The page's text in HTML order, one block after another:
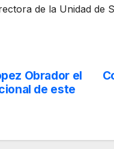
de la Unidad de
Obrador el
de este